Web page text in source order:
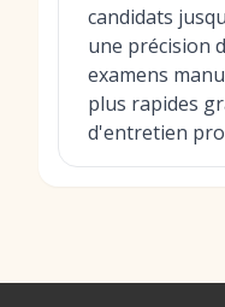
candidats
une précision
examens
plus rapides
d'entretien